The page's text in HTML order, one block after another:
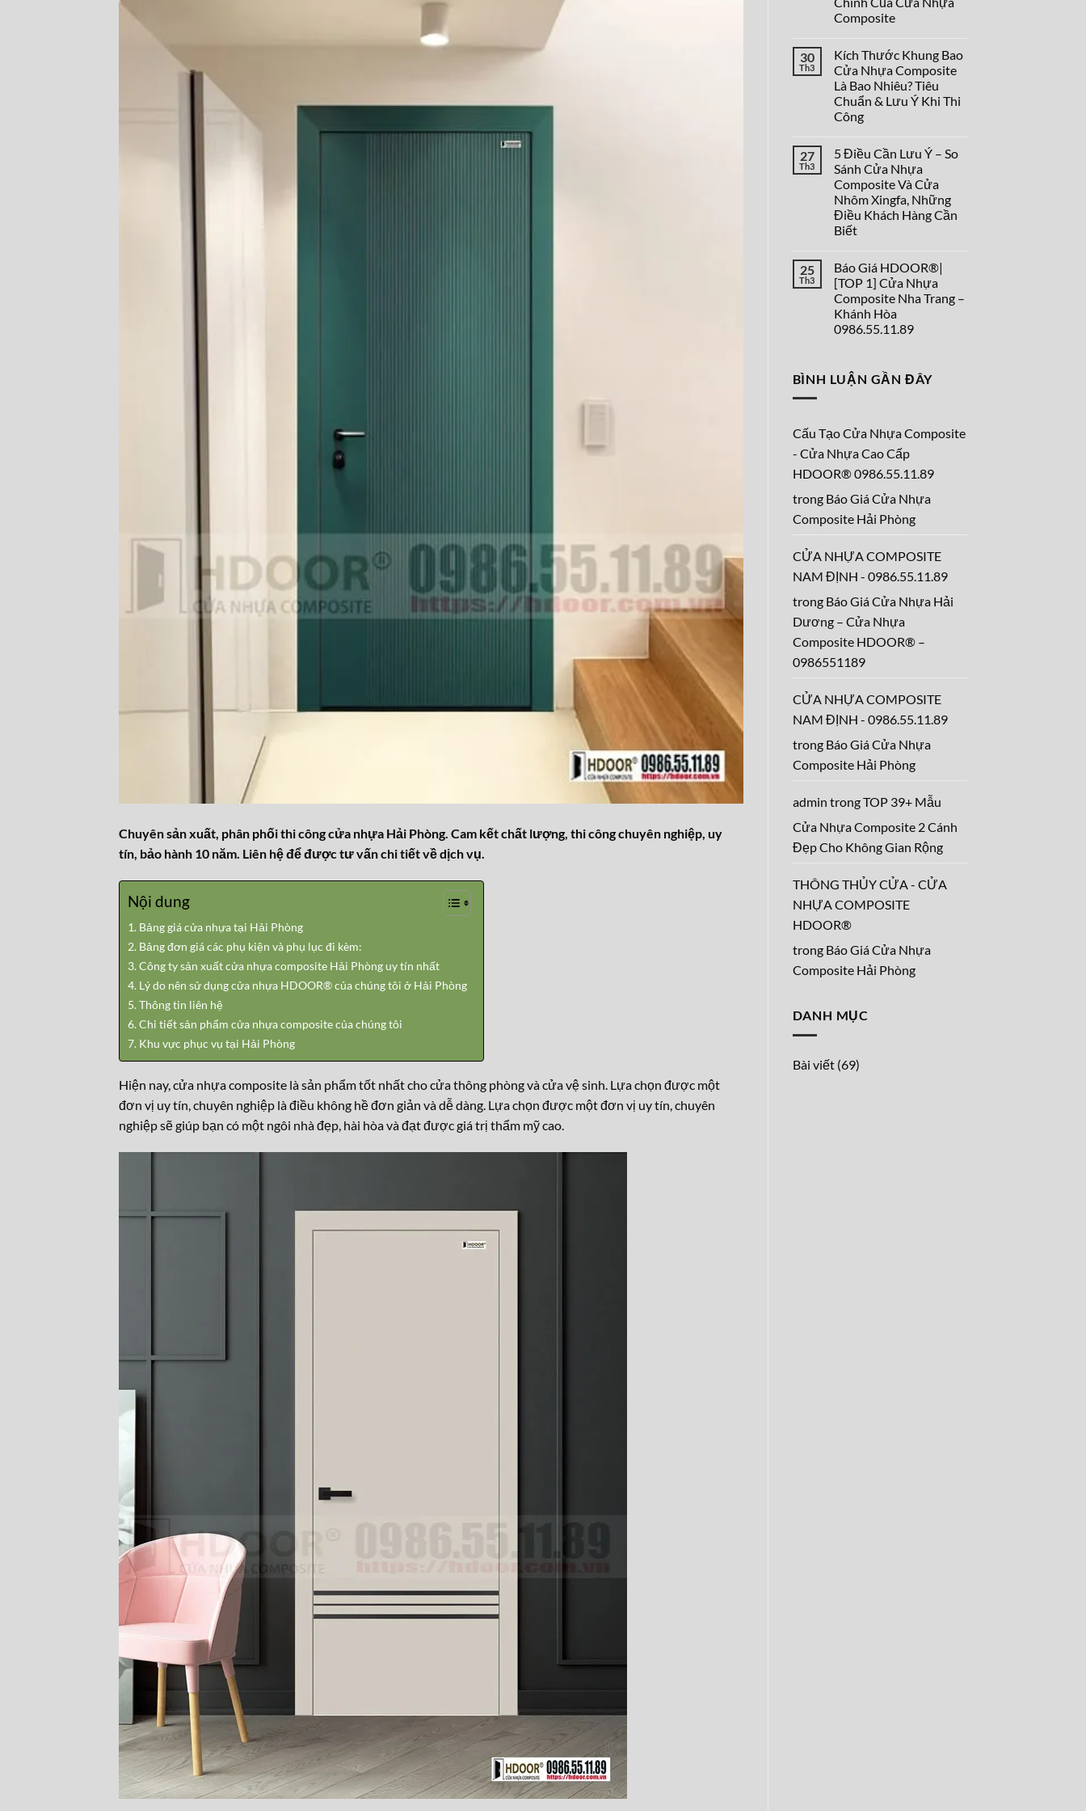
Chuyên sản xuất, phân phối thi công cửa nhựa Hải Phòng. Cam kết chất lượng, thi công chuyên nghiệp, uy
tín, bảo hành 10 năm. Liên hệ để được tư vấn chi tiết về dịch vụ.
Nội dung
Bảng giá cửa nhựa tại Hải Phòng
Bảng đơn giá các phụ kiện và phụ lục đi kèm:
Công ty sản xuất cửa nhựa composite Hải Phòng uy tín nhất
Lý do nên sử dụng cửa nhựa HDOOR® của chúng tôi ở Hải Phòng
Thông tin liên hệ
Chi tiết sản phẩm cửa nhựa composite của chúng tôi
Khu vực phục vụ tại Hải Phòng
Hiện nay, cửa nhựa composite là sản phẩm tốt nhất cho cửa thông phòng và cửa vệ sinh. Lựa chọn được một
đơn vị uy tín, chuyên nghiệp là điều không hề đơn giản và dễ dàng. Lựa chọn được một đơn vị uy tín, chuyên
nghiệp sẽ giúp bạn có một ngôi nhà đẹp, hài hòa và đạt được giá trị thẩm mỹ cao.
Cánh
Đẹp
Cho
Rộng
Composite
bình
luận
ở
Cấu
Tạo
Cửa
Nhựa
Nào?
Tìm
Hiểu
5
Bộ
Phận
Chính
Của
Cửa
30
Th3
Kích Thước Khung Bao
Cửa Nhựa Composite
Là Bao Nhiêu? Tiêu
Chuẩn & Lưu Ý Khi Thi
Công
bình
luận
ở
Kích
Thước
Khung
Bao
Cửa
Nhựa
Bao
Nhiêu?
Tiêu
Chuẩn
&
Lưu
Ý
27
Th3
5 Điều Cần Lưu Ý – So
Sánh Cửa Nhựa
Composite Và Cửa
Nhôm Xingfa, Những
Điều Khách Hàng Cần
Biết
bình
luận
ở
5
Điều
Cần
Lưu
Sánh
Cửa
Nhôm
Những
Khách
Cần
25
Th3
Báo Giá HDOOR®|
[TOP 1] Cửa Nhựa
Composite Nha Trang –
Khánh Hòa
0986.55.11.89
luận
ở
[TOP
1]
Cửa
Nhựa
Composite
Nha
–
Hòa
BÌNH LUẬN GẦN ĐÂY
Cấu Tạo Cửa Nhựa Composite
- Cửa Nhựa Cao Cấp
HDOOR® 0986.55.11.89
trong Báo Giá Cửa Nhựa
Composite Hải Phòng
CỬA NHỰA COMPOSITE
NAM ĐỊNH - 0986.55.11.89
trong Báo Giá Cửa Nhựa Hải
Dương – Cửa Nhựa
Composite HDOOR® –
0986551189
CỬA NHỰA COMPOSITE
NAM ĐỊNH - 0986.55.11.89
trong Báo Giá Cửa Nhựa
Composite Hải Phòng
admin trongTOP 39+ Mẫu
Cửa Nhựa Composite 2 Cánh
Đẹp Cho Không Gian Rộng
THÔNG THỦY CỬA - CỬA
NHỰA COMPOSITE
HDOOR®
trong Báo Giá Cửa Nhựa
Composite Hải Phòng
DANH MỤC
Bài viết(69)